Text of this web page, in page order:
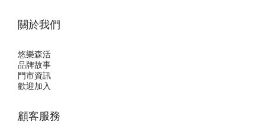
關於我們
悠樂森活
品牌故事
門市資訊
歡迎加入
顧客服務